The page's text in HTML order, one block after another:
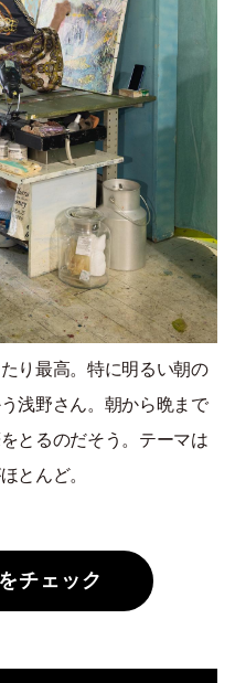
り最高。特に明るい朝の
浅野さん。朝から晩まで
とるのだそう。テーマは
とんど。
チェック